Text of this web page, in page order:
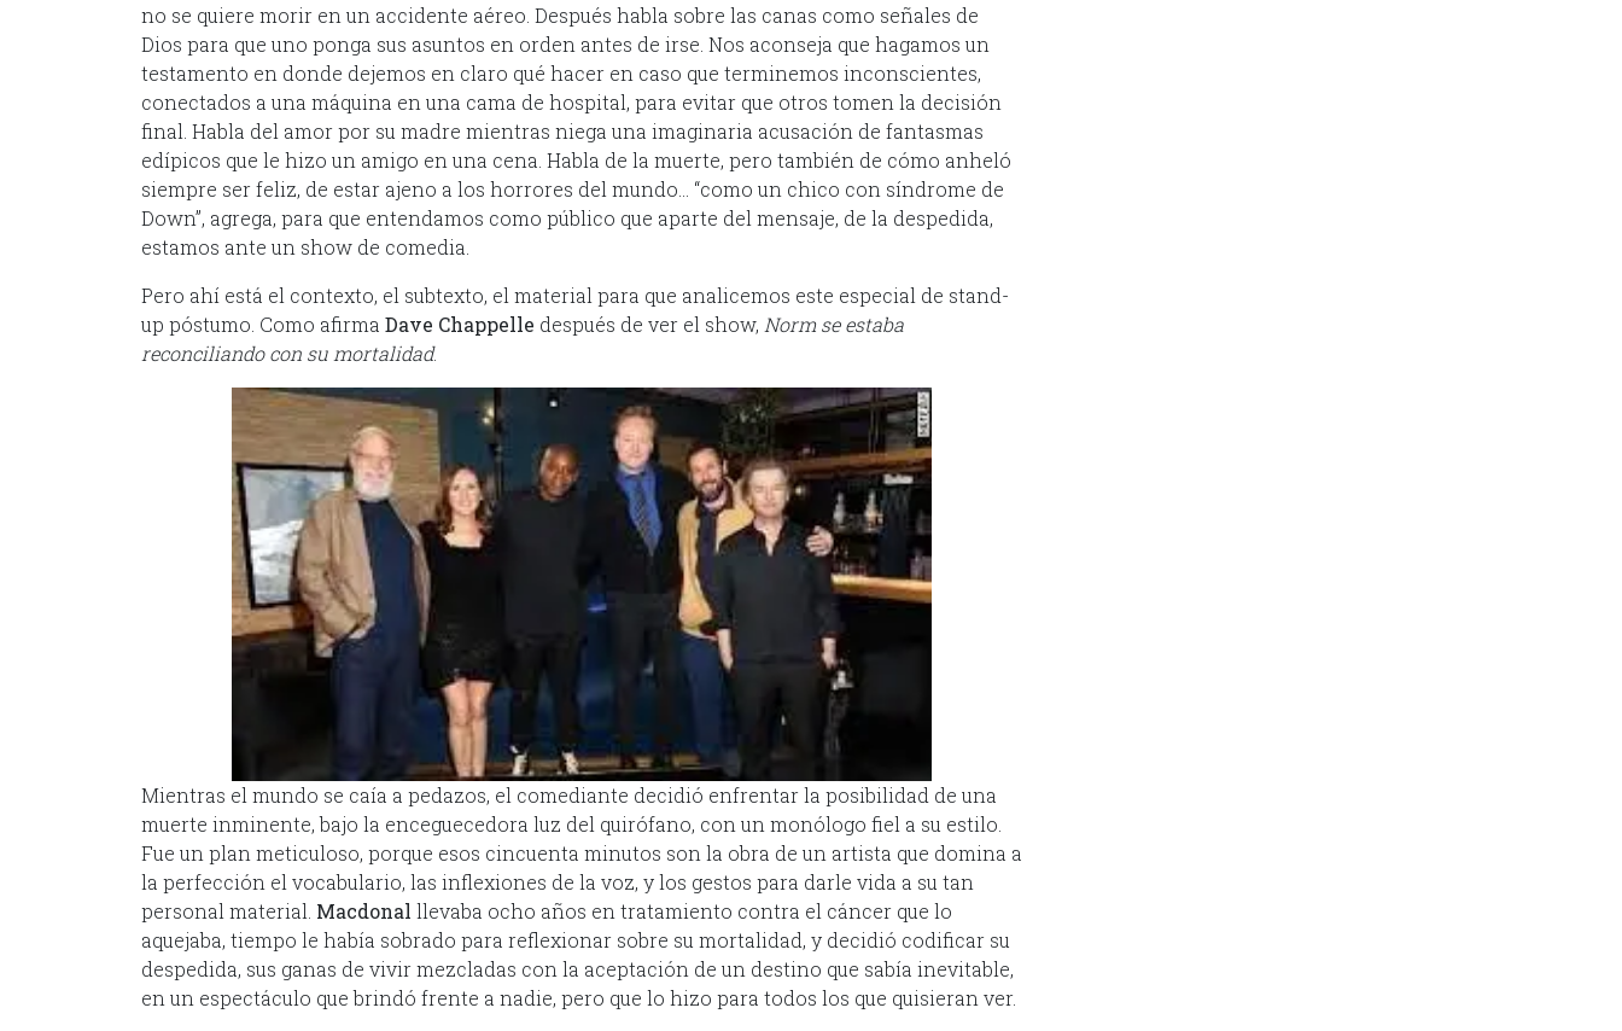
no se quiere morir en un accidente aéreo. Después habla sobre las canas como señales de
Dios para que uno ponga sus asuntos en orden antes de irse. Nos aconseja que hagamos un
testamento en donde dejemos en claro qué hacer en caso que terminemos inconscientes,
conectados a una máquina en una cama de hospital, para evitar que otros tomen la decisión
final. Habla del amor por su madre mientras niega una imaginaria acusación de fantasmas
edípicos que le hizo un amigo en una cena. Habla de la muerte, pero también de cómo anheló
siempre ser feliz, de estar ajeno a los horrores del mundo… “como un chico con síndrome de
Down”, agrega, para que entendamos como público que aparte del mensaje, de la despedida,
estamos ante un show de comedia.
Pero ahí está el contexto, el subtexto, el material para que analicemos este especial de stand-
up póstumo. Como afirma Dave Chappelle después de ver el show, Norm se estaba
reconciliando con su mortalidad.
Mientras el mundo se caía a pedazos, el comediante decidió enfrentar la posibilidad de una
muerte inminente, bajo la enceguecedora luz del quirófano, con un monólogo fiel a su estilo.
Fue un plan meticuloso, porque esos cincuenta minutos son la obra de un artista que domina a
la perfección el vocabulario, las inflexiones de la voz, y los gestos para darle vida a su tan
personal material. Macdonal llevaba ocho años en tratamiento contra el cáncer que lo
aquejaba, tiempo le había sobrado para reflexionar sobre su mortalidad, y decidió codificar su
despedida, sus ganas de vivir mezcladas con la aceptación de un destino que sabía inevitable,
en un espectáculo que brindó frente a nadie, pero que lo hizo para todos los que quisieran ver.